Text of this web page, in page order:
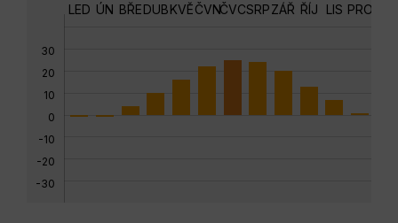
30
20
10
0
-10
-20
-30
LED ÚN BŘEDUBKVĚČVNČVCSRPZÁŘ ŘÍJ LIS PRO